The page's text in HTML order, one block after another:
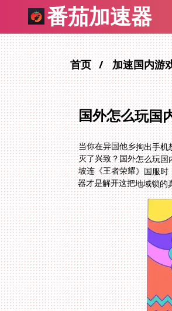
番茄加速器
首页 加速国内游
国外怎么玩国
当你在异国他乡掏出手
灭了兴致？国外怎么玩
坡连《王者荣耀》国服
器才是解开这把地域锁